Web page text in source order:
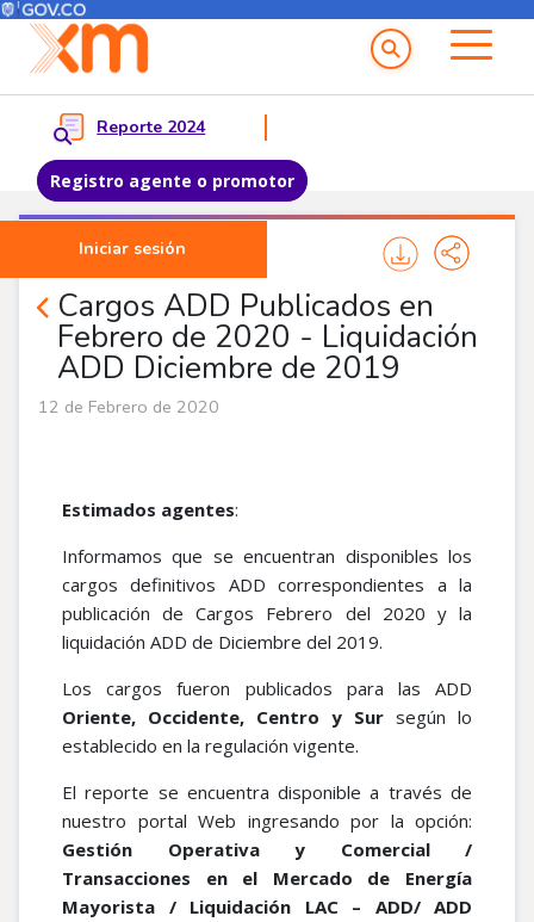
Pasar al contenido principal
Menú del Usuario
Reporte 2024
Registro agente o promotor
Iniciar sesión
Menu principal
Cargos ADD Publicados en
Febrero de 2020 - Liquidación
ADD Diciembre de 2019
Noticias Agentes
12 de Febrero de 2020
Estimados agentes:
Informamos que se encuentran disponibles los
cargos definitivos ADD correspondientes a la
publicación de Cargos Febrero del 2020 y la
liquidación ADD de Diciembre del 2019.
Los cargos fueron publicados para las ADD
Oriente, Occidente, Centro y Sur según lo
establecido en la regulación vigente.
El reporte se encuentra disponible a través de
nuestro portal Web ingresando por la opción:
Gestión Operativa y Comercial /
Transacciones en el Mercado de Energía
Mayorista / Liquidación LAC – ADD/ ADD